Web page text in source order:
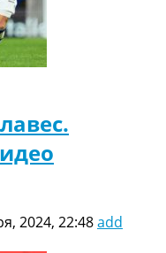
2024, 22:48add